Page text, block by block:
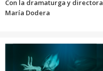
Con la dramaturga y directora
María Dodera